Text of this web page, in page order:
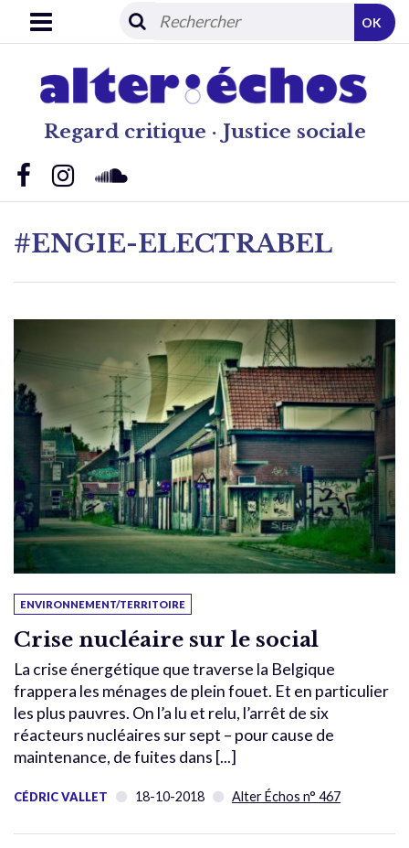
Regard critique · Justice sociale
OK
#ENGIE-ELECTRABEL
ENVIRONNEMENT/TERRITOIRE
Crise nucléaire sur le social
La crise énergétique que traverse la Belgique
frappera les ménages de plein fouet. Et en particulier
les plus pauvres. On l’a lu et relu, l’arrêt de six
réacteurs nucléaires sur sept – pour cause de
maintenance, de fuites dans [...]
CÉDRIC VALLET 18-10-2018 Alter Échos n° 467